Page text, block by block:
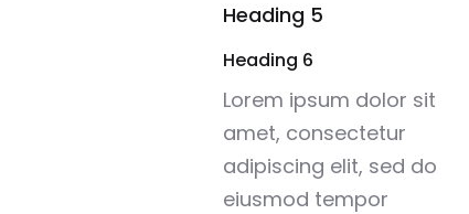
Heading 5
Heading 6
Lorem ipsum dolor sit
amet, consectetur
adipiscing elit, sed do
eiusmod tempor